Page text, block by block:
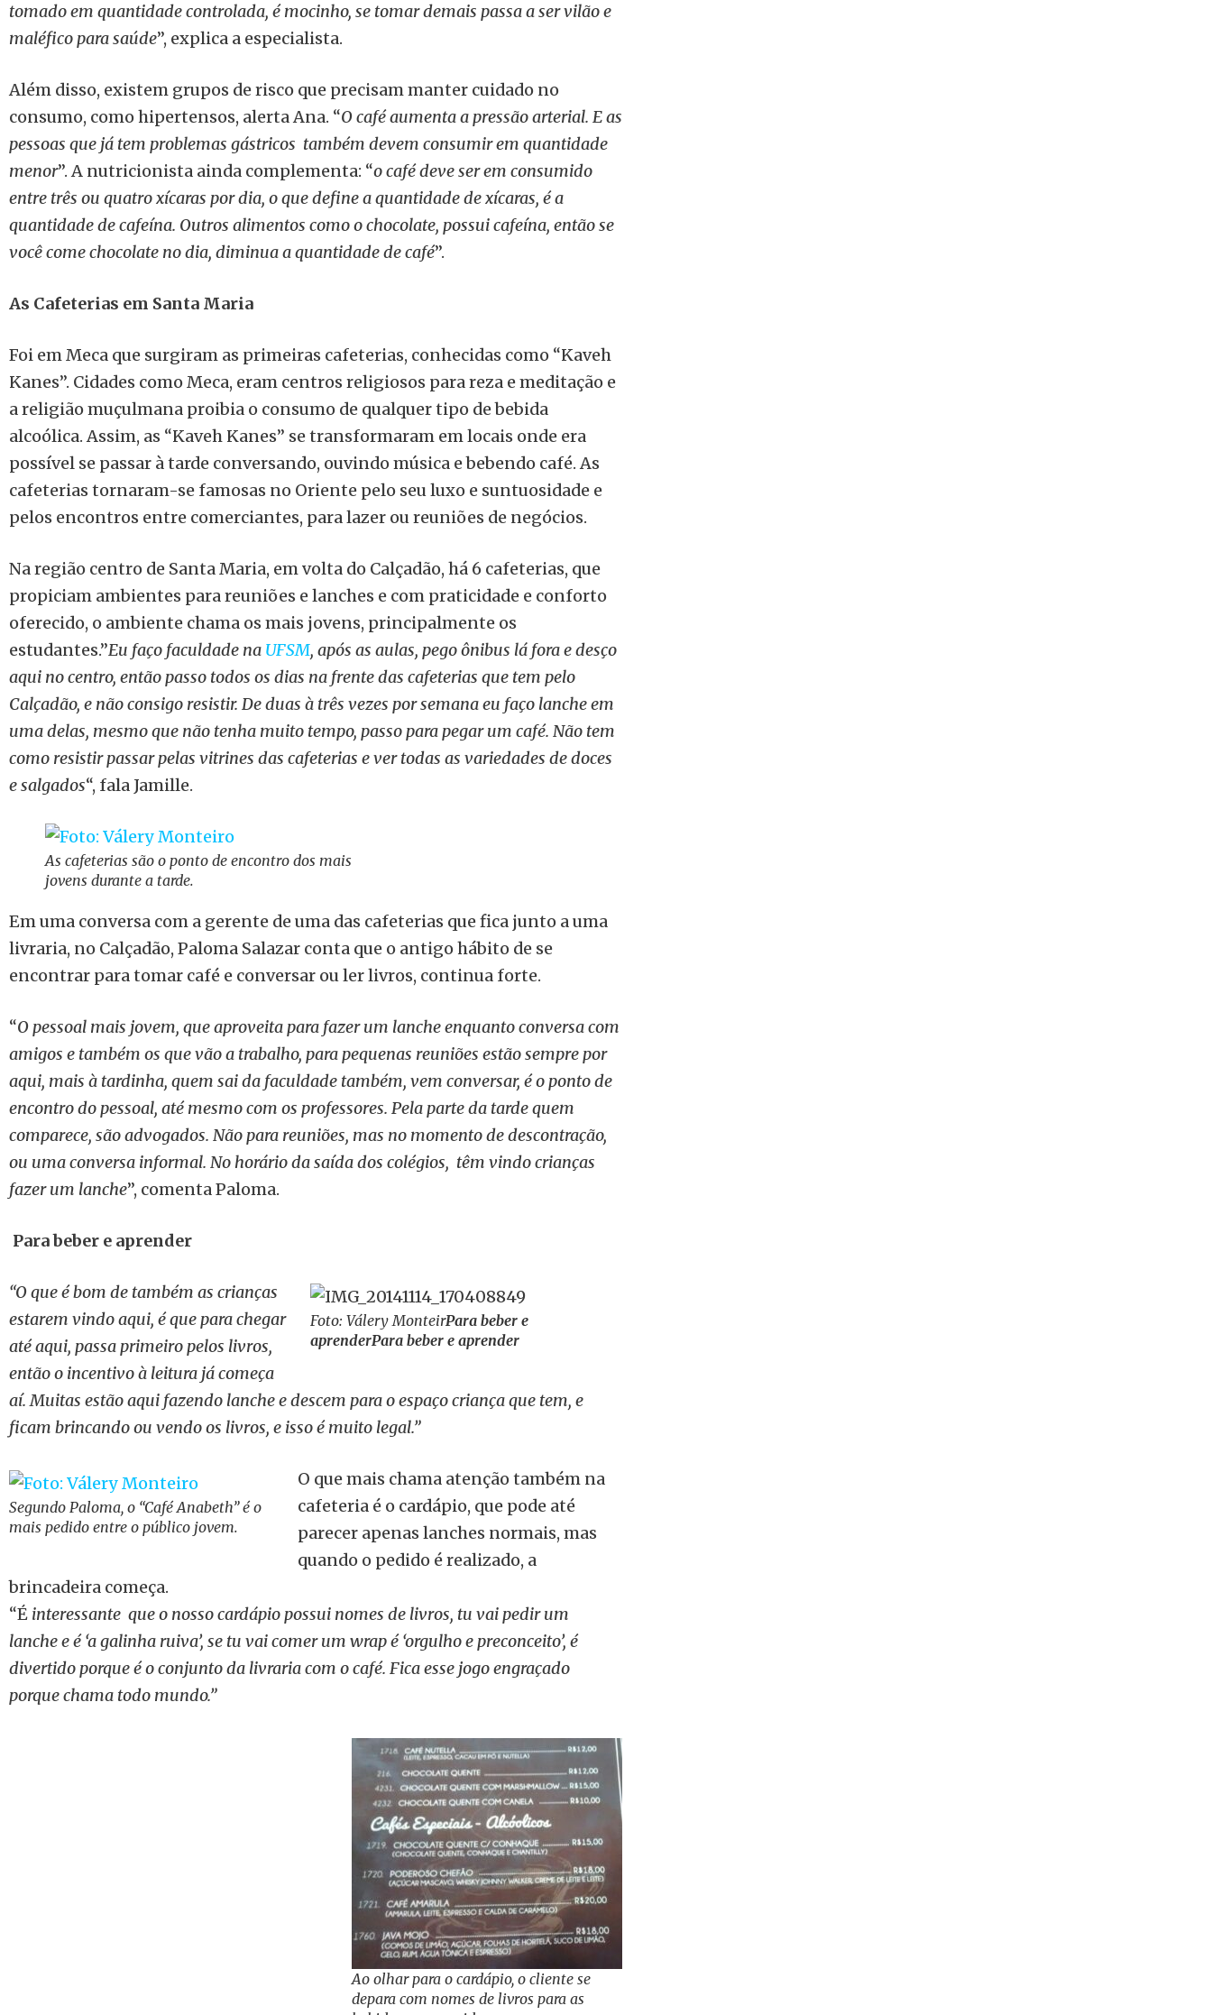
tomado em quantidade controlada, é mocinho, se tomar demais passa a ser vilão e
maléfico para saúde”, explica a especialista.
Além disso, existem grupos de risco que precisam manter cuidado no
consumo, como hipertensos, alerta Ana. “O café aumenta a pressão arterial. E as
pessoas que já tem problemas gástricos também devem consumir em quantidade
menor”. A nutricionista ainda complementa: “o café deve ser em consumido
entre três ou quatro xícaras por dia, o que define a quantidade de xícaras, é a
quantidade de cafeína. Outros alimentos como o chocolate, possui cafeína, então se
você come chocolate no dia, diminua a quantidade de café”.
As Cafeterias em Santa Maria
Foi em Meca que surgiram as primeiras cafeterias, conhecidas como “Kaveh
Kanes”. Cidades como Meca, eram centros religiosos para reza e meditação e
a religião muçulmana proibia o consumo de qualquer tipo de bebida
alcoólica. Assim, as “Kaveh Kanes” se transformaram em locais onde era
possível se passar à tarde conversando, ouvindo música e bebendo café. As
cafeterias tornaram-se famosas no Oriente pelo seu luxo e suntuosidade e
pelos encontros entre comerciantes, para lazer ou reuniões de negócios.
Na região centro de Santa Maria, em volta do Calçadão, há 6 cafeterias, que
propiciam ambientes para reuniões e lanches e com praticidade e conforto
oferecido, o ambiente chama os mais jovens, principalmente os
estudantes.”Eu faço faculdade na UFSM, após as aulas, pego ônibus lá fora e desço
aqui no centro, então passo todos os dias na frente das cafeterias que tem pelo
Calçadão, e não consigo resistir. De duas à três vezes por semana eu faço lanche em
uma delas, mesmo que não tenha muito tempo, passo para pegar um café. Não tem
como resistir passar pelas vitrines das cafeterias e ver todas as variedades de doces
e salgados“, fala Jamille.
As cafeterias são o ponto de encontro dos mais
jovens durante a tarde.
Em uma conversa com a gerente de uma das cafeterias que fica junto a uma
livraria, no Calçadão, Paloma Salazar conta que o antigo hábito de se
encontrar para tomar café e conversar ou ler livros, continua forte.
“O pessoal mais jovem, que aproveita para fazer um lanche enquanto conversa com
amigos e também os que vão a trabalho, para pequenas reuniões estão sempre por
aqui, mais à tardinha, quem sai da faculdade também, vem conversar, é o ponto de
encontro do pessoal, até mesmo com os professores. Pela parte da tarde quem
comparece, são advogados. Não para reuniões, mas no momento de descontração,
ou uma conversa informal. No horário da saída dos colégios, têm vindo crianças
fazer um lanche”, comenta Paloma.
Para beber e aprender
Foto: Válery MonteirPara beber e
aprenderPara beber e aprender
“O que é bom de também as crianças
estarem vindo aqui, é que para chegar
até aqui, passa primeiro pelos livros,
então o incentivo à leitura já começa
aí. Muitas estão aqui fazendo lanche e descem para o espaço criança que tem, e
ficam brincando ou vendo os livros, e isso é muito legal.”
Segundo Paloma, o “Café Anabeth” é o
mais pedido entre o público jovem.
O que mais chama atenção também na
cafeteria é o cardápio, que pode até
parecer apenas lanches normais, mas
quando o pedido é realizado, a
brincadeira começa.
“É interessante que o nosso cardápio possui nomes de livros, tu vai pedir um
lanche e é ‘a galinha ruiva’, se tu vai comer um wrap é ‘orgulho e preconceito’, é
divertido porque é o conjunto da livraria com o café. Fica esse jogo engraçado
porque chama todo mundo.”
Ao olhar para o cardápio, o cliente se
depara com nomes de livros para as